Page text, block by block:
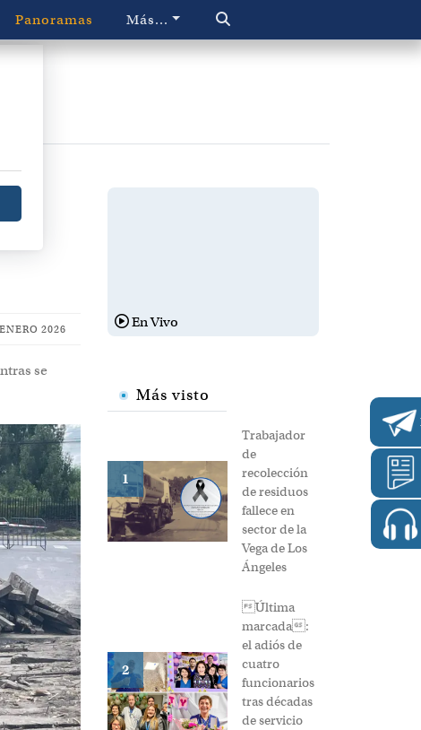
Panoramas Más...
2026
se
En Vivo
Más visto
1
Trabajador
de
recolección
de residuos
fallece en
sector de la
Vega de Los
Ángeles
2
Última
marcada:
el adiós de
cuatro
funcionarios
tras décadas
de servicio